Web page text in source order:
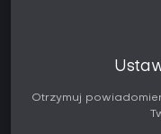
Otrzymuj